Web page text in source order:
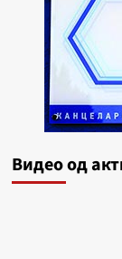
Видеo од